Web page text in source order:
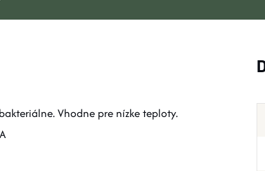
Vhodne pre nízke teploty.